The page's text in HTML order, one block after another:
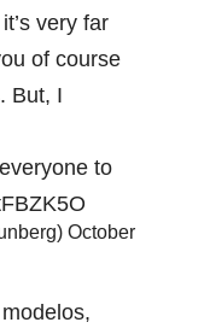
very far
of course
But, I
to
October